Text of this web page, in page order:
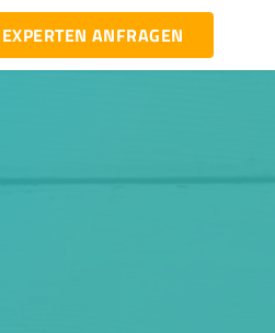
EXPERTEN ANFRAGEN